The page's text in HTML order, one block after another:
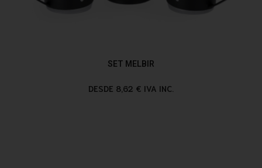
SET MELBIR
DESDE 8,62 € IVA INC.